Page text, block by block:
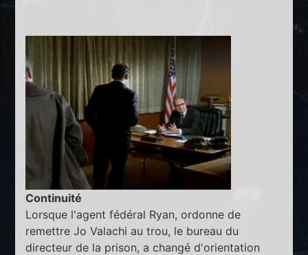
Continuité
Lorsque l'agent fédéral Ryan, ordonne de
remettre Jo Valachi au trou, le bureau du
directeur de la prison, a changé d'orientation